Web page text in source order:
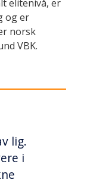
elitenivå, er
og er
norsk
VBK.
lig.
i